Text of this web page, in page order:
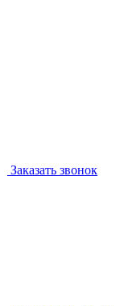
Заказать звонок